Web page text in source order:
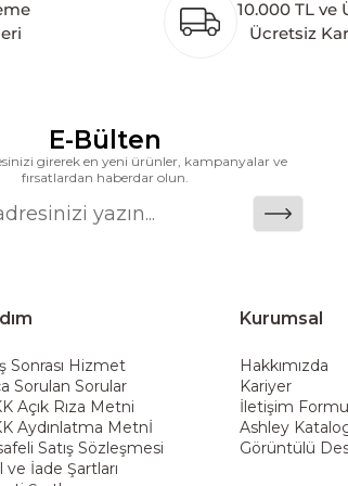
vermektir. Dünya genelinde 7
önemli bir değer yaratmaktadır.
ve mağazacılığı bir araya
ve bu konforu her eve taşımak
10.000 TL ve
Ücretsiz
E-Bülten
girerek en yeni ürünler, kampanyalar ve
fırsatlardan haberdar olun.
Sonrası Hizmet
Sorulan Sorular
Açık Rıza Metni
Aydınlatma Metnİ
Satış Sözleşmesi
ve İade Şartları
Kurumsal
Hakkımızda
Kariyer
İletişim Formu
Ashley
Görüntülü